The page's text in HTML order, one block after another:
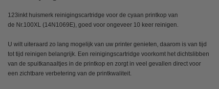
123inkt huismerk reinigingscartridge voor de cyaan printkop van
de Nr.100XL (14N1069E), goed voor ongeveer 10 keer reinigen.
U wilt uiteraard zo lang mogelijk van uw printer genieten, daarom is van tijd
tot tijd reinigen belangrijk. Een reinigingscartridge voorkomt het dichtslibben
van de spuitkanaaltjes in de printkop en zorgt in veel gevallen direct voor
een zichtbare verbetering van de printkwaliteit.